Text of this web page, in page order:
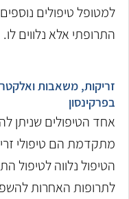
למטופל טיפולים
התרופתי אלא נלווים לו.
זריקות, משאבות
בפרקינסון
אחד הטיפולים שניתן
הטיפול נלווה לטיפול
לתרופות האחרות